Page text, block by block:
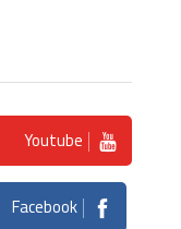
Youtube
Facebook